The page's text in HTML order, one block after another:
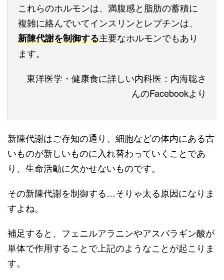
これらのホルモンは、満腹感と脂肪の蓄積に
複雑に絡んでいてインスリンとレプチンは、
新陳代謝を制御する主要なホルモンでもあり
ます。
東洋医学・健康食に詳しい内科医：内海聡さ
んのFacebookより
新陳代謝はご存知の通り、細胞などの体内にある古
いものが新しいものに入れ替わっていくことであ
り、生命活動に欠かせないものです。
その新陳代謝を制御する…そりゃ太る原因になりま
すよね。
補足すると、フェニルアラニンやアスパラギン酸が
単体で作用することで上記のようなことが起こりま
す。